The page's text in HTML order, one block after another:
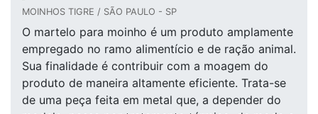
MOINHOS TIGRE / SÃO PAULO - SP
O martelo para moinho é um produto amplamente
empregado no ramo alimentício e de ração animal.
Sua finalidade é contribuir com a moagem do
produto de maneira altamente eficiente. Trata-se
de uma peça feita em metal que, a depender do